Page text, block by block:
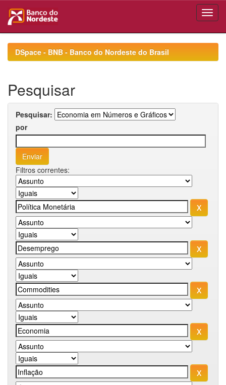
navigationDSpace - BNB - Banco do Nordeste do Brasil
Pesquisar
Pesquisar:
por
Filtros correntes: